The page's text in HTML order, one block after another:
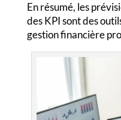
En résumé, les
des KPI sont des
gestion financière